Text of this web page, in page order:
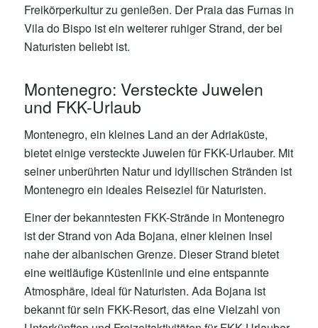
Freikörperkultur zu genießen. Der Praia das Furnas in
Vila do Bispo ist ein weiterer ruhiger Strand, der bei
Naturisten beliebt ist.
Montenegro: Versteckte Juwelen
und FKK-Urlaub
Montenegro, ein kleines Land an der Adriaküste,
bietet einige versteckte Juwelen für FKK-Urlauber. Mit
seiner unberührten Natur und idyllischen Stränden ist
Montenegro ein ideales Reiseziel für Naturisten.
Einer der bekanntesten FKK-Strände in Montenegro
ist der Strand von Ada Bojana, einer kleinen Insel
nahe der albanischen Grenze. Dieser Strand bietet
eine weitläufige Küstenlinie und eine entspannte
Atmosphäre, ideal für Naturisten. Ada Bojana ist
bekannt für sein FKK-Resort, das eine Vielzahl von